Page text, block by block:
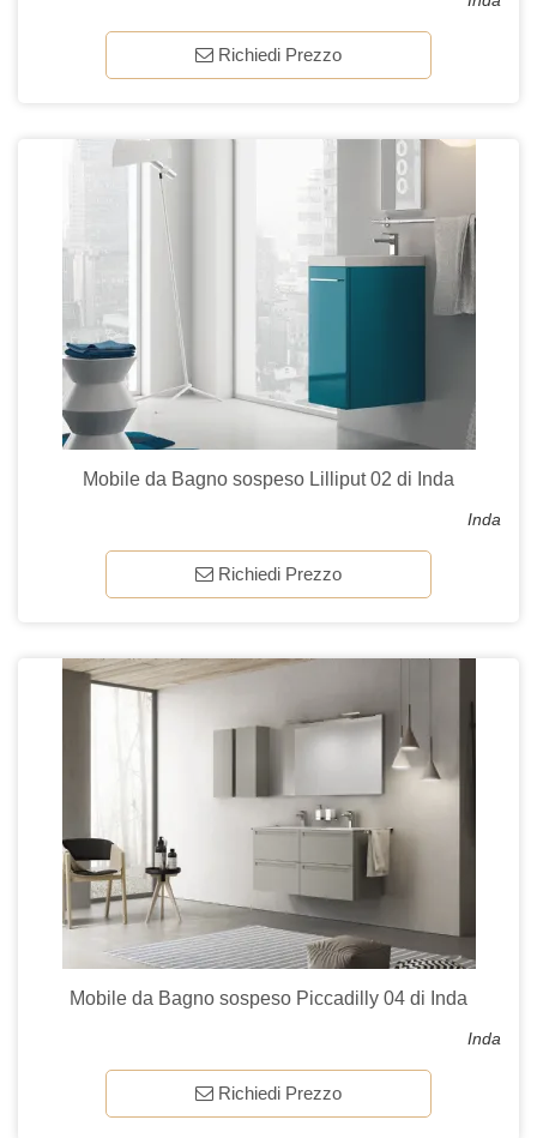
Richiedi Prezzo
Mobile da Bagno sospeso Lilliput 02 di Inda
Inda
Richiedi Prezzo
Mobile da Bagno sospeso Piccadilly 04 di Inda
Inda
Richiedi Prezzo